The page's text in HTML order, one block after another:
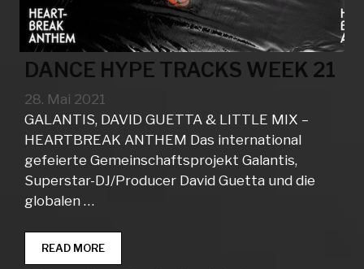
DANCE HYPE TRACKS WEEK 21
28. Mai 2021
GALANTIS, DAVID GUETTA & LITTLE MIX –
HEARTBREAK ANTHEM Das international
gefeierte Gemeinschaftsprojekt Galantis,
Superstar-DJ/Producer David Guetta und die
globalen …
READ MOREDANCE
HYPE